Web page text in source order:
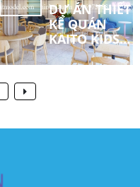
DỰ ÁN THIẾT
KẾ QUÁN
KAITO KIDS
COFFEE P3